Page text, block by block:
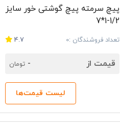
پیچ سرمته پیچ گوشتی خور سایز
1/2-1*7
تعداد فروشندگان :0 4.7
قیمت از - تومان
لیست قیمت‌ها